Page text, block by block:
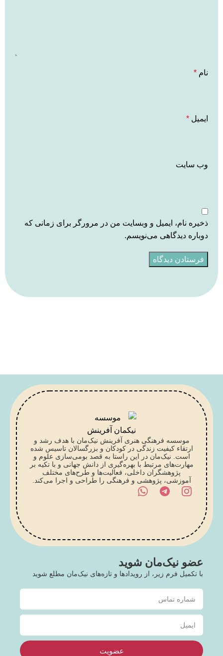
نام *
ایمیل *
وب‌ سایت
ذخیره نام، ایمیل و وبسایت من در مرورگر برای زمانی که
دوباره دیدگاهی می‌نویسم.
موسسه فرهنگی هنری آفرینش نیک‌مان با هدف رشد و
ارتقاء کیفیت زندگی در کودکان و بزرگسالان تاسیس شده
است. نیک‌مان در این راستا به قصد بومی‌سازی علوم و
مهارت‌های مرتبط با بهره‌گیری از دانش جهانی و با تکیه بر
پژوهشگران داخلی، فعالیت‌ها و طرح‌های مختلف
آموزشی، پژوهشی و فرهنگی را طراحی و اجرا می‌کند.
عضو نیک‌مان شوید
با تکمیل فرم زیر، از رویدادها و تازه‌های نیک‌مان مطلع شوید
عضویت